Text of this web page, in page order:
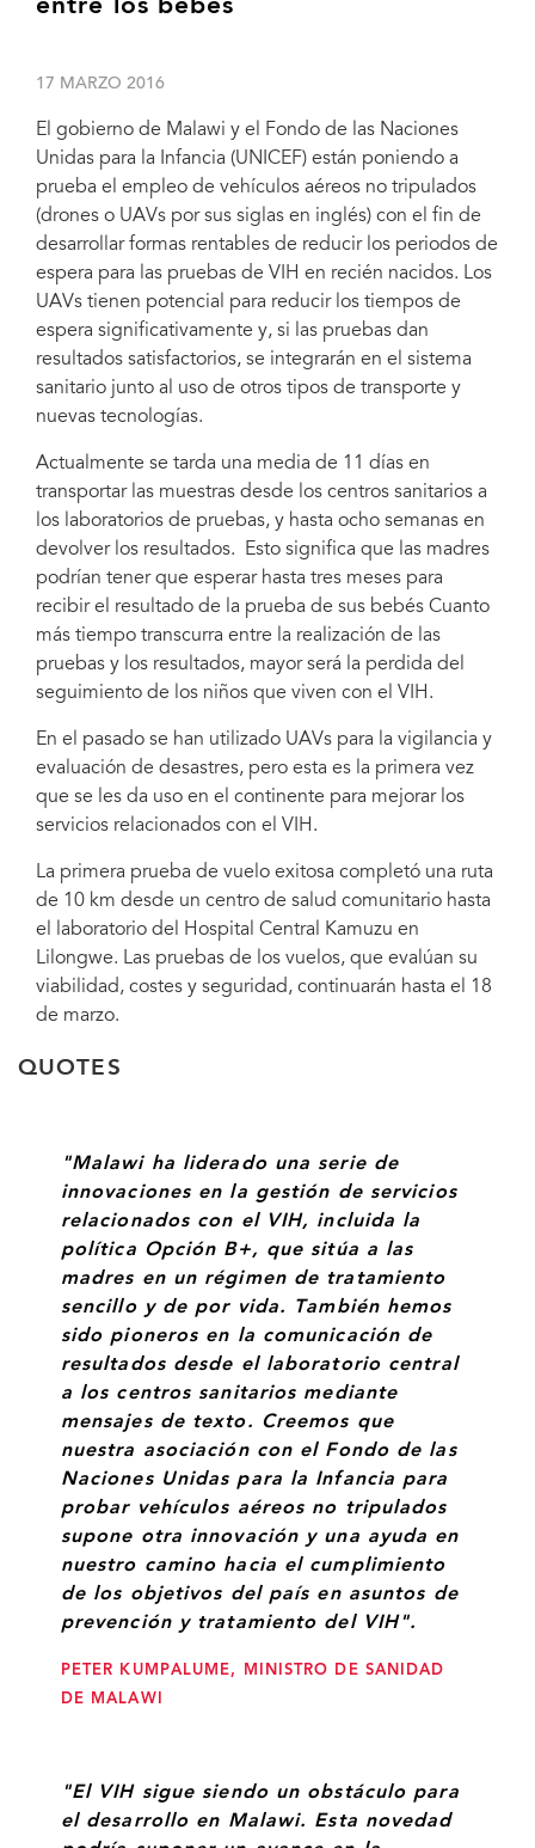
entre los bebés
17 MARZO 2016
El gobierno de Malawi y el Fondo de las Naciones
Unidas para la Infancia (UNICEF) están poniendo a
prueba el empleo de vehículos aéreos no tripulados
(drones o UAVs por sus siglas en inglés) con el fin de
desarrollar formas rentables de reducir los periodos de
espera para las pruebas de VIH en recién nacidos. Los
UAVs tienen potencial para reducir los tiempos de
espera significativamente y, si las pruebas dan
resultados satisfactorios, se integrarán en el sistema
sanitario junto al uso de otros tipos de transporte y
nuevas tecnologías.
Actualmente se tarda una media de 11 días en
transportar las muestras desde los centros sanitarios a
los laboratorios de pruebas, y hasta ocho semanas en
devolver los resultados. Esto significa que las madres
podrían tener que esperar hasta tres meses para
recibir el resultado de la prueba de sus bebés Cuanto
más tiempo transcurra entre la realización de las
pruebas y los resultados, mayor será la perdida del
seguimiento de los niños que viven con el VIH.
En el pasado se han utilizado UAVs para la vigilancia y
evaluación de desastres, pero esta es la primera vez
que se les da uso en el continente para mejorar los
servicios relacionados con el VIH.
La primera prueba de vuelo exitosa completó una ruta
de 10 km desde un centro de salud comunitario hasta
el laboratorio del Hospital Central Kamuzu en
Lilongwe. Las pruebas de los vuelos, que evalúan su
viabilidad, costes y seguridad, continuarán hasta el 18
de marzo.
QUOTES
"Malawi ha liderado una serie de
innovaciones en la gestión de servicios
relacionados con el VIH, incluida la
política Opción B+, que sitúa a las
madres en un régimen de tratamiento
sencillo y de por vida. También hemos
sido pioneros en la comunicación de
resultados desde el laboratorio central
a los centros sanitarios mediante
mensajes de texto. Creemos que
nuestra asociación con el Fondo de las
Naciones Unidas para la Infancia para
probar vehículos aéreos no tripulados
supone otra innovación y una ayuda en
nuestro camino hacia el cumplimiento
de los objetivos del país en asuntos de
prevención y tratamiento del VIH".
PETER KUMPALUME, MINISTRO DE SANIDAD
DE MALAWI
"El VIH sigue siendo un obstáculo para
el desarrollo en Malawi. Esta novedad